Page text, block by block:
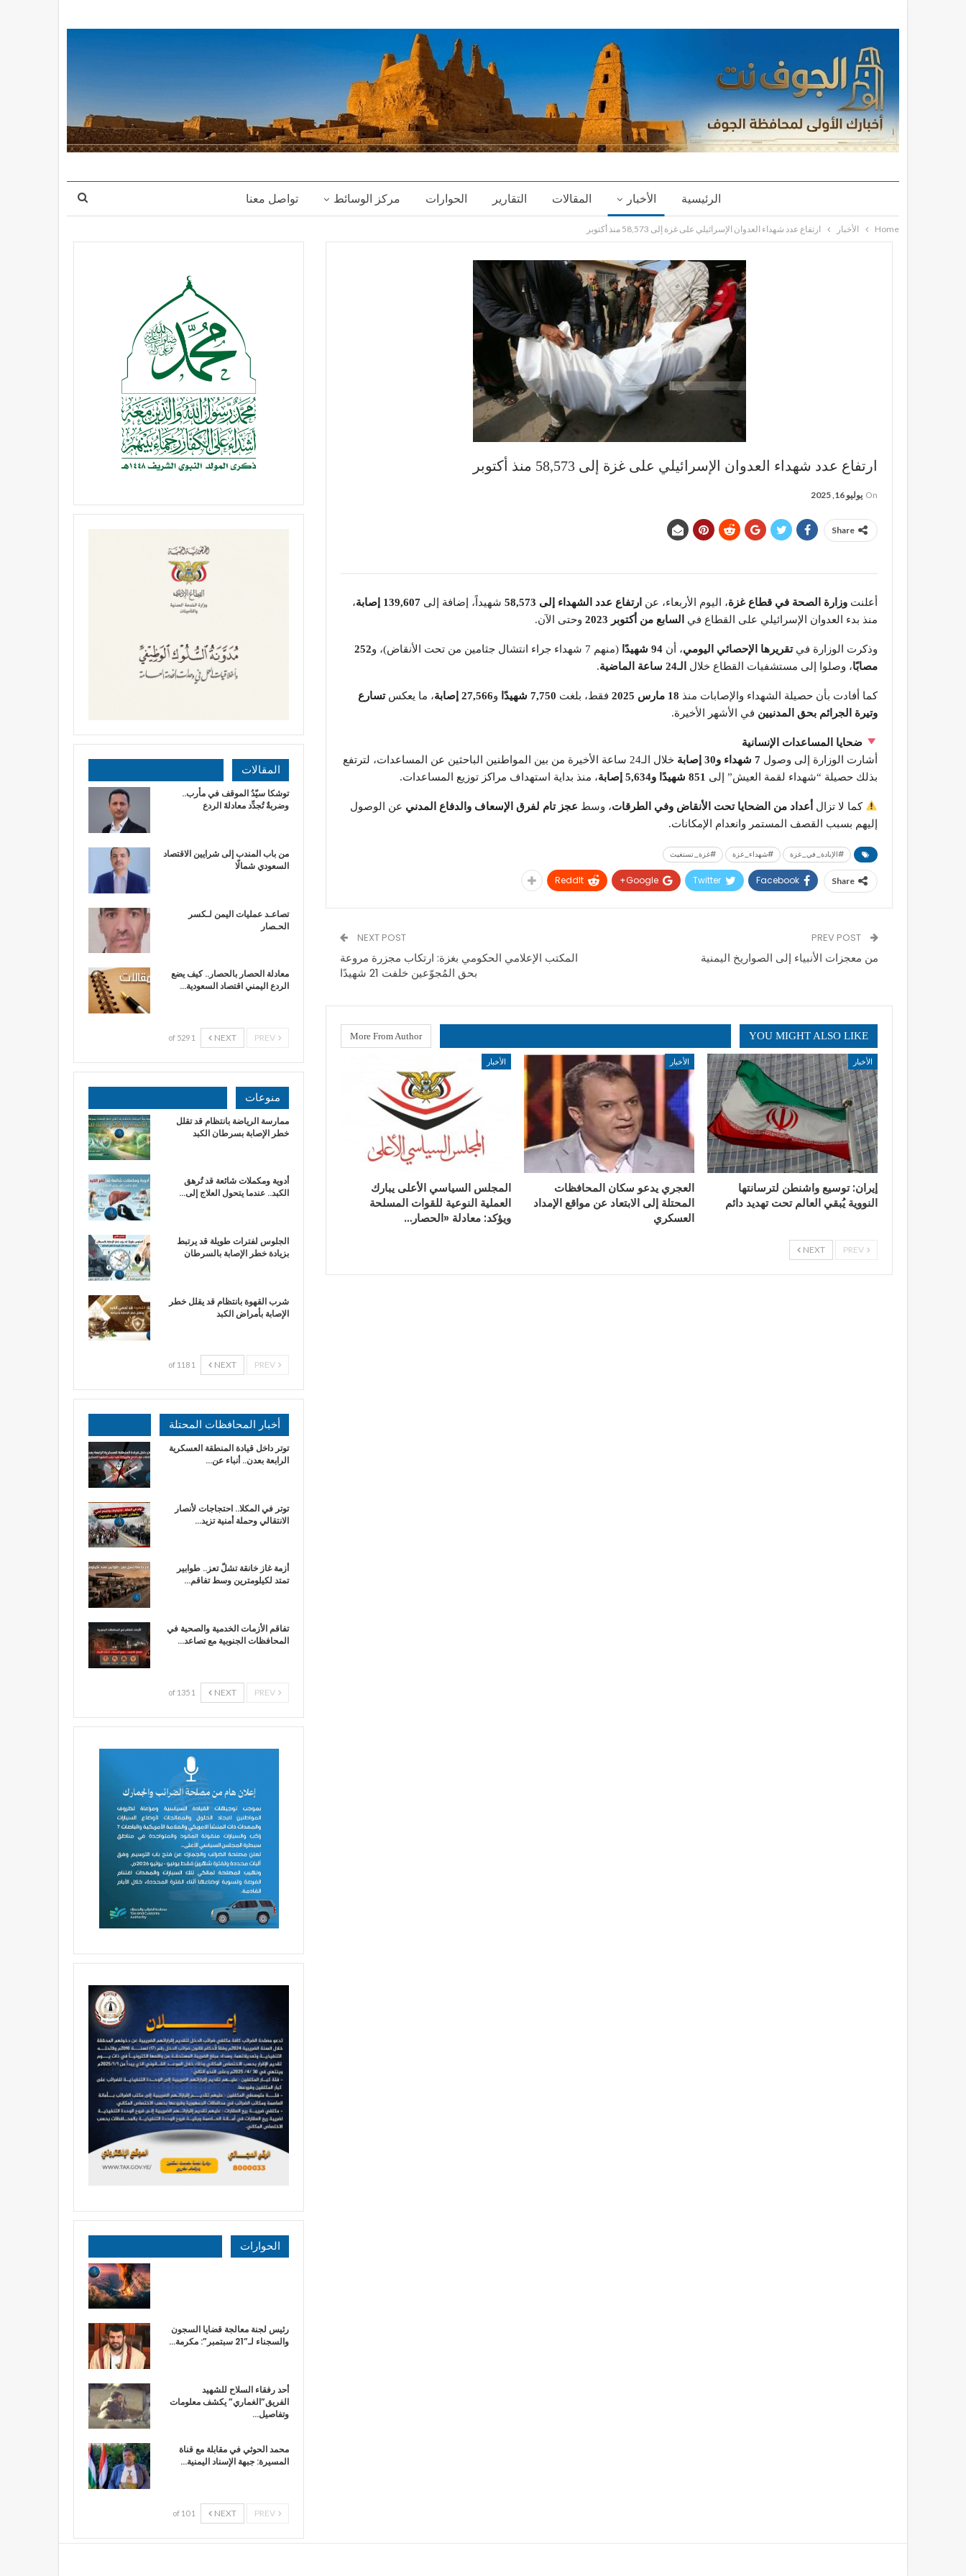
الرئيسية الأخبار المقالات التقارير الحوارات مركز الوسائط تواصل معنا
Home الأخبار ارتفاع عدد شهداء العدوان الإسرائيلي على غزة إلى 58,573 منذ أكتوبر
ارتفاع عدد شهداء العدوان الإسرائيلي على غزة إلى 58,573 منذ أكتوبر
On يوليو 16, 2025
Share
أعلنت وزارة الصحة في قطاع غزة، اليوم الأربعاء، عن ارتفاع عدد الشهداء إلى 58,573 شهيداً، إضافة إلى 139,607 إصابة
،
منذ بدء العدوان الإسرائيلي على القطاع في
السابع من أكتوبر 2023 وحتى الآن.
وذكرت الوزارة فيتقريرها الإحصائي اليومي، أن 94 شهيدًا (منهم 7 شهداء جراء انتشال جثامين من تحت الأنقاض)، و
252
مصابًا، وصلوا إلى مستشفيات القطاع خلال الـ24 ساعة الماضية .
كما أفادت بأن حصيلة الشهداء والإصابات منذ 18 مارس 2025 فقط، بلغت 7,750 شهيدًا و27,566 إصابة ، ما يعكستسارع
وتيرة الجرائم بحق المدنيين في الأشهر الأخيرة.
ضحايا المساعدات الإنسانية
أشارت الوزارة إلى وصول 7 شهداء و30 إصابة
خلال الـ24 ساعة الأخيرة من بين المواطنين الباحثين عن المساعدات، لترتفع
بذلك حصيلة “شهداء لقمة العيش” إلى 851 شهيدًا و5,634 إصابة ، منذ بداية استهداف مراكز توزيع المساعدات.
كما لا تزال أعداد من الضحايا تحت الأنقاض وفي الطرقات، وسط عجز تام لفرق الإسعاف والدفاع المدني عن الوصول
إليهم بسبب القصف المستمر وانعدام الإمكانات.
#الإبادة_في_غزة #شهداء_غزة #غزة_تستغيث
Share
Facebook
Twitter
Google+
ReddIt
من معجزات الأنبياء إلى الصواريخ اليمنية
NEXT POST
المكتب الإعلامي الحكومي بغزة: ارتكاب مجزرة مروعة
بحق المُجوّعين خلفت 21 شهيدًا
YOU MIGHT ALSO LIKE
More From Author
الأخبار
إيران: توسيع واشنطن لترسانتها
النووية يُبقي العالم تحت تهديد دائم
الأخبار
العجري يدعو سكان المحافظات
المحتلة إلى الابتعاد عن مواقع الإمداد
العسكري
الأخبار
المجلس السياسي الأعلى يبارك
العملية النوعية للقوات المسلحة
ويؤكد: معادلة «الحصار…
NEXT
المقالات
توشكا سيّدُ الموقف في مأرب..
وضربةٌ تُجدِّد معادلةَ الردع
من باب المندب إلى شرايين الاقتصاد
السعودي شمالًا
تصاعـد عمليات اليمن لـكسر
الحـصار
معادلة الحصار بالحصار.. كيف يضع
الردع اليمني اقتصاد السعودية…
NEXT
1 of 529
منوعات
ممارسة الرياضة بانتظام قد تقلل
خطر الإصابة بسرطان الكبد
أدوية ومكملات شائعة قد تُرهق
الكبد.. عندما يتحول العلاج إلى…
الجلوس لفترات طويلة قد يرتبط
بزيادة خطر الإصابة بالسرطان
شرب القهوة بانتظام قد يقلل خطر
الإصابة بأمراض الكبد
NEXT
1 of 118
أخبار المحافظات المحتلة
توتر داخل قيادة المنطقة العسكرية
الرابعة بعدن.. أنباء عن…
توتر في المكلا.. احتجاجات لأنصار
الانتقالي وحملة أمنية تزيد…
أزمة غاز خانقة تشلّ تعز.. طوابير
تمتد لكيلومترين وسط تفاقم…
تفاقم الأزمات الخدمية والصحية في
المحافظات الجنوبية مع تصاعد…
NEXT
1 of 135
الحوارات
رئيس لجنة معالجة قضايا السجون
والسجناء لـ”21 سبتمبر”: مكرمة…
أحد رفقاء السلاح للشهيد
الفريق”الغماري” يكشف معلومات
وتفاصيل…
محمد الحوثي في مقابلة مع قناة
المسيرة: جبهة الإسناد اليمنية…
NEXT
1 of 10